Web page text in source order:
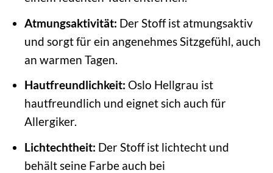
Atmungsaktivität: Der Stoff ist atmungsaktiv
und sorgt für ein angenehmes Sitzgefühl, auch
an warmen Tagen.
Hautfreundlichkeit: Oslo Hellgrau ist
hautfreundlich und eignet sich auch für
Allergiker.
Lichtechtheit: Der Stoff ist lichtecht und
behält seine Farbe auch bei